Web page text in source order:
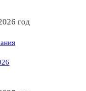
год